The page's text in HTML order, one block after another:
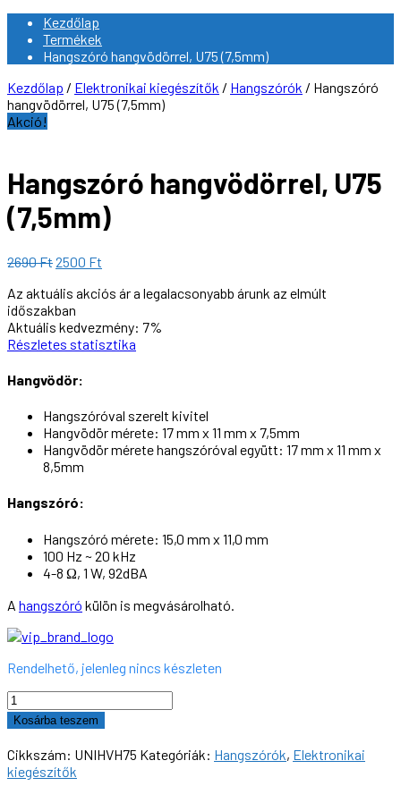
Kezdőlap
Termékek
Hangszóró hangvödörrel, U75 (7,5mm)
Kezdőlap / Elektronikai kiegészítők / Hangszórók / Hangszóró
hangvödörrel, U75 (7,5mm)
Akció!
Hangszóró hangvödörrel, U75
(7,5mm)
2690FtOriginal
was:
2690 Ft.
2500 Ft
is:
Az aktuális akciós ár a legalacsonyabb árunk az elmúlt
időszakban
Aktuális kedvezmény: 7%
Részletes statisztika
Hangvödör:
Hangszóróval szerelt kivitel
Hangvödör mérete: 17 mm x 11 mm x 7,5mm
Hangvödör mérete hangszóróval együtt: 17 mm x 11 mm x
8,5mm
Hangszóró:
Hangszóró mérete: 15,0 mm x 11,0 mm
100 Hz ~ 20 kHz
4-8 Ω, 1 W, 92dBA
A hangszóró külön is megvásárolható.
Rendelhető, jelenleg nincs készleten
Hangszóró
hangvödörrel,
U75
(7,5mm)
mennyiség
Kosárba teszem
Cikkszám: UNIHVH75 Kategóriák: Hangszórók, Elektronikai
kiegészítők